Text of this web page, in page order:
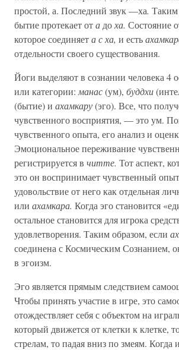
простой, а. Последний звук —ха. Таким
бытие протекает ота доха. Состояние
которое соединяета с ха, и есть
отдельности своего существования.
Йоги выделяют в сознании человека 4
или категории: манас(ум), буддхи
(бытие) и ахамкару(эго). Все, что
чувственного восприятия, — это ум.
чувственного опыта, его анализ и
Эмоциональное переживание
регистрируется в читте. Тот аспект,
это он воспринимает чувственный
удовольствие от него как отдельная
или ахамкара. Когда эго становится
остальное становится для игрока
удовлетворения. Таким образом, если
соединена с Космическим Сознанием,
в эгоизм.
Эго является прямым следствием
Чтобы принять участие в игре, это
отождествляет себя с объектом на
который движется от клетки к клетке,
стрелам, то падая вниз по змеям. Когда